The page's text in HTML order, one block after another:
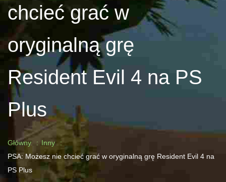
chcieć grać w
oryginalną grę
Resident Evil 4 na PS
Plus
Główny
Inny
PSA: Możesz nie chcieć grać w oryginalną grę Resident Evil 4 na
PS Plus